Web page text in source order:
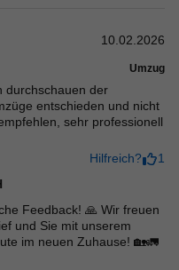
10.02.2026
Umzug
durchschauen der
entschieden und nicht
sehr professionell
Hilfreich?
1
Feedback! 🙏 Wir freuen
und Sie mit unserem
im neuen Zuhause! 🏡🚛